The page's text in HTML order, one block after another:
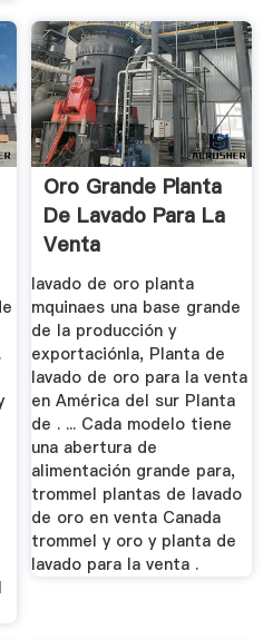
Oro Grande Planta
De Lavado Para La
Venta
lavado de oro planta
mquinaes una base grande
de la producción y
exportaciónla, Planta de
lavado de oro para la venta
en América del sur Planta
de . ... Cada modelo tiene
una abertura de
alimentación grande para,
trommel plantas de lavado
de oro en venta Canada
trommel y oro y planta de
lavado para la venta .